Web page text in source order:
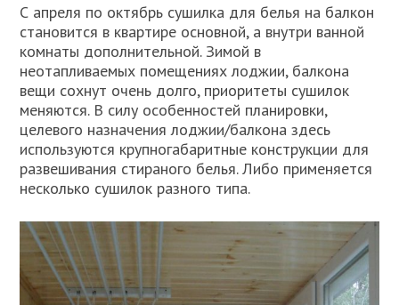
С апреля по октябрь сушилка для белья на балкон
становится в квартире основной, а внутри ванной
комнаты дополнительной. Зимой в
неотапливаемых помещениях лоджии, балкона
вещи сохнут очень долго, приоритеты сушилок
меняются. В силу особенностей планировки,
целевого назначения лоджии/балкона здесь
используются крупногабаритные конструкции для
развешивания стираного белья. Либо применяется
несколько сушилок разного типа.